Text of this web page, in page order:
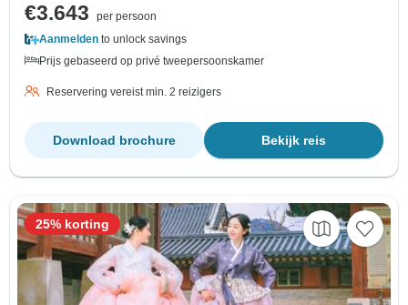
€3.643
per persoon
Aanmelden to unlock savings
Prijs gebaseerd op privé tweepersoonskamer
Reservering vereist min. 2 reizigers
Bekijk reis
Download brochure
25% korting